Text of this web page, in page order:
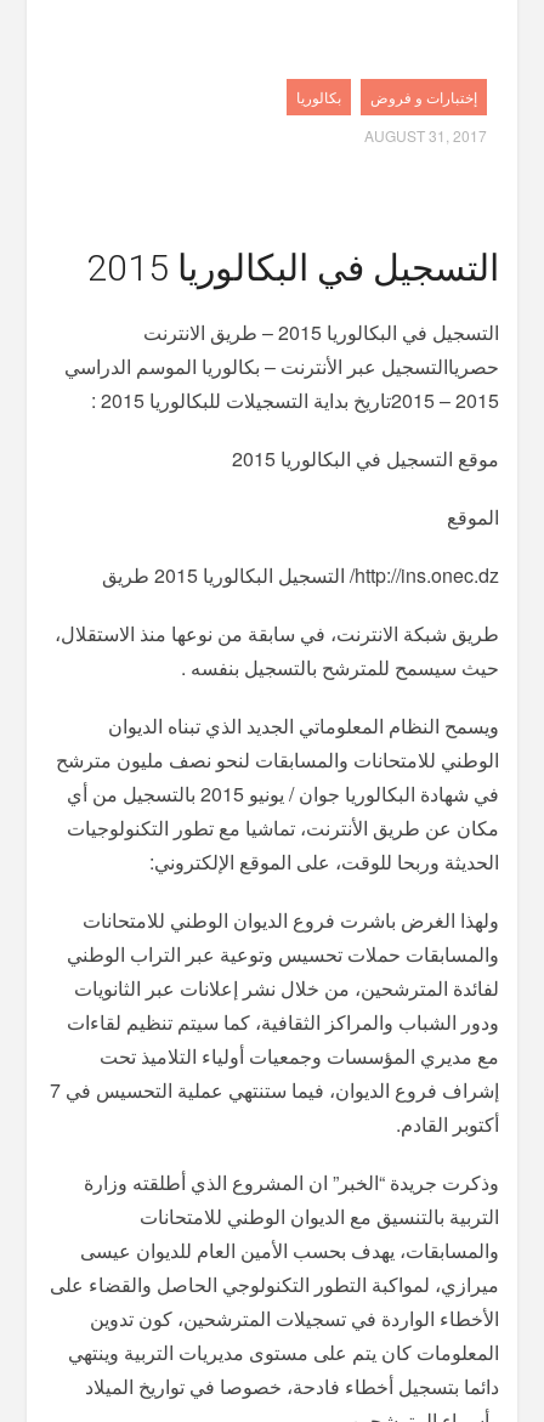
إختبارات و فروض
بكالوريا
AUGUST 31, 2017
التسجيل في البكالوريا 2015
التسجيل في البكالوريا 2015 – طريق الانترنت
حصرياالتسجيل عبر الأنترنت – بكالوريا الموسم الدراسي
2015 – 2015تاريخ بداية التسجيلات للبكالوريا 2015 :
موقع التسجيل في البكالوريا 2015
الموقع
http://ins.onec.dz/ التسجيل البكالوريا 2015 طريق
طريق شبكة الانترنت، في سابقة من نوعها منذ الاستقلال،
حيث سيسمح للمترشح بالتسجيل بنفسه .
ويسمح النظام المعلوماتي الجديد الذي تبناه الديوان
الوطني للامتحانات والمسابقات لنحو نصف مليون مترشح
في شهادة البكالوريا جوان / يونيو 2015 بالتسجيل من أي
مكان عن طريق الأنترنت، تماشيا مع تطور التكنولوجيات
الحديثة وربحا للوقت، على الموقع الإلكتروني:
ولهذا الغرض باشرت فروع الديوان الوطني للامتحانات
والمسابقات حملات تحسيس وتوعية عبر التراب الوطني
لفائدة المترشحين، من خلال نشر إعلانات عبر الثانويات
ودور الشباب والمراكز الثقافية، كما سيتم تنظيم لقاءات
مع مديري المؤسسات وجمعيات أولياء التلاميذ تحت
إشراف فروع الديوان، فيما ستنتهي عملية التحسيس في 7
أكتوبر القادم.
وذكرت جريدة “الخبر” ان المشروع الذي أطلقته وزارة
التربية بالتنسيق مع الديوان الوطني للامتحانات
والمسابقات، يهدف بحسب الأمين العام للديوان عيسى
ميرازي، لمواكبة التطور التكنولوجي الحاصل والقضاء على
الأخطاء الواردة في تسجيلات المترشحين، كون تدوين
المعلومات كان يتم على مستوى مديريات التربية وينتهي
دائما بتسجيل أخطاء فادحة، خصوصا في تواريخ الميلاد